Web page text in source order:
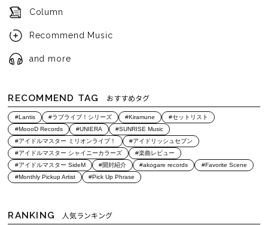
Column
Recommend Music
and more
RECOMMEND TAG おすすめタグ
#Lantis #ラブライブ！シリーズ #Kiramune
#セットリスト
#MoooD Records
#UNIERA
#SUNRISE Music
#アイドルマスター ミリオンライブ！
#アイドリッシュセブン
#アイドルマスター シャイニーカラーズ
#楽曲レビュー
#アイドルマスター SideM
#開封紹介 #akogare records
#Favorite Scene
#Monthly Pickup Artist
#Pick Up Phrase
RANKING 人気ランキング